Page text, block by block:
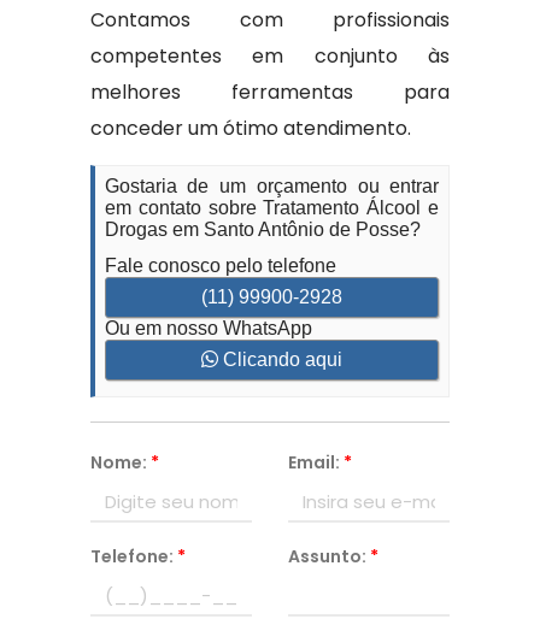
Contamos com profissionais
competentes em conjunto às
melhores ferramentas para
conceder um ótimo atendimento.
Gostaria de um orçamento ou entrar
em contato sobre Tratamento Álcool e
Drogas em Santo Antônio de Posse?
Fale conosco pelo telefone
(11) 99900-2928
Ou em nosso WhatsApp
Clicando aqui
Nome: * Email: *
Telefone: * Assunto: *